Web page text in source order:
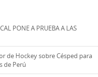
PONE A PRUEBA A LAS
de Hockey sobre Césped para
de Perú